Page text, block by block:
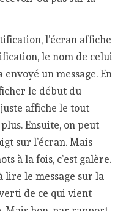
l’écran affiche
le nom de celui
un message. En
le début du
affiche le tout
Ensuite, on peut
sur l’écran. Mais
à la fois, c’est galère.
lire le message sur la
de ce qui vient